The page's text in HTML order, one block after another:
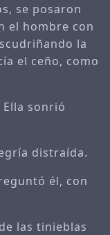
se posaron
el hombre con
la
el ceño, como
Ella sonrió
distraída.
él, con
las tinieblas